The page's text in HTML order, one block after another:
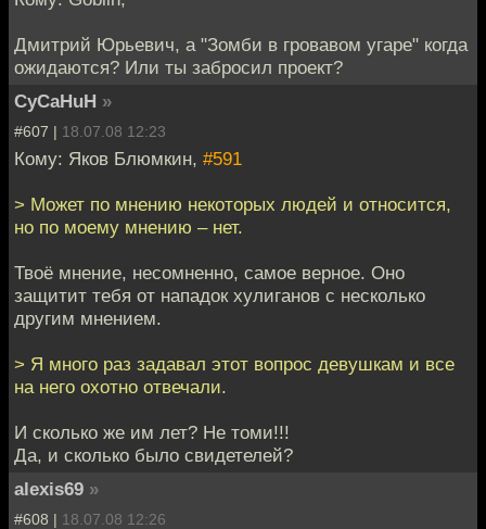
Дмитрий Юрьевич, а "Зомби в гровавом угаре" когда
ожидаются? Или ты забросил проект?
CyCaHuH »
#607 | 18.07.08 12:23
Кому: Яков Блюмкин, #591
> Может по мнению некоторых людей и относится,
но по моему мнению – нет.
Твоё мнение, несомненно, самое верное. Оно
защитит тебя от нападок хулиганов с несколько
другим мнением.
> Я много раз задавал этот вопрос девушкам и все
на него охотно отвечали.
И сколько же им лет? Не томи!!!
Да, и сколько было свидетелей?
alexis69 »
#608 | 18.07.08 12:26